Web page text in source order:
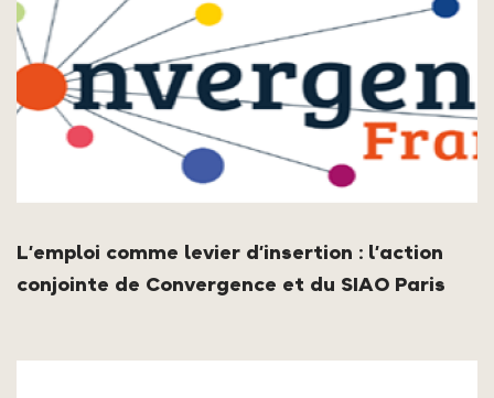
L’emploi comme levier d’insertion : l’action
conjointe de Convergence et du SIAO Paris